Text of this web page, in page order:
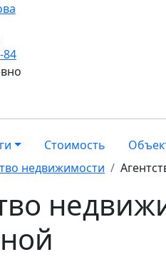
84
Стоимость
недвижимости